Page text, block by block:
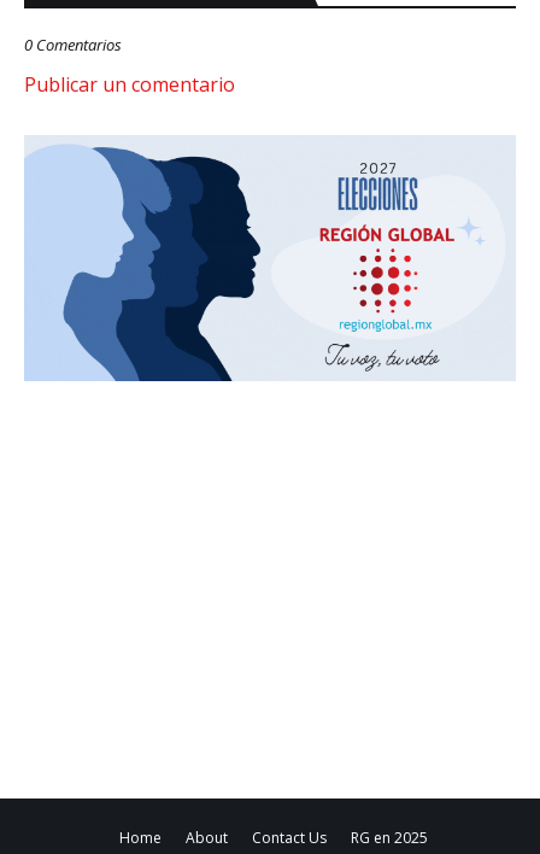
0 Comentarios
Publicar un comentario
Home About Contact Us RG en 2025